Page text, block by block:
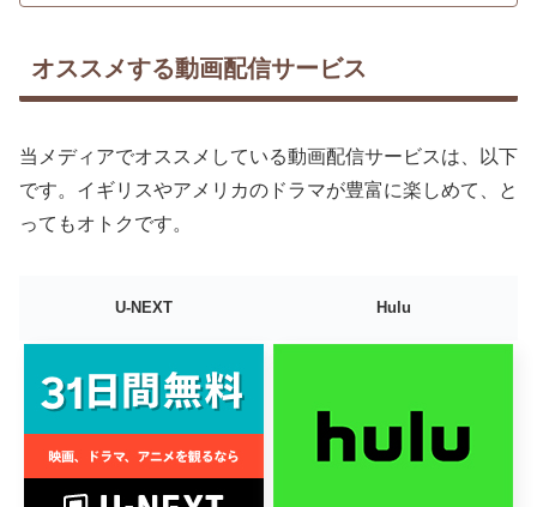
オススメする動画配信サービス
当メディアでオススメしている動画配信サービスは、以下
です。イギリスやアメリカのドラマが豊富に楽しめて、と
ってもオトクです。
U-NEXT Hulu